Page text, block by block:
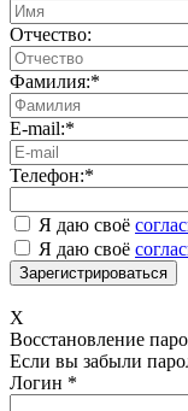
Отчество:
Фамилия:*
E-mail:*
Телефон:*
Я даю своё
Я даю своё
X
Восстановление
Если вы забыли
Логин *